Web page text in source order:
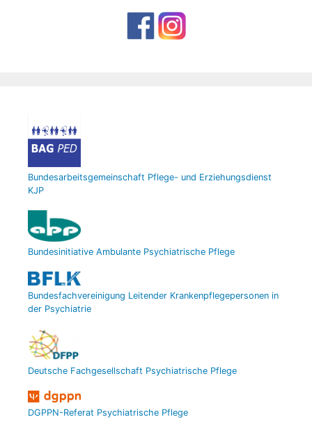
Bundesarbeitsgemeinschaft Pflege- und Erziehungsdienst
KJP
Bundesinitiative Ambulante Psychiatrische Pflege
Bundesfachvereinigung Leitender Krankenpflegepersonen in
der Psychiatrie
Deutsche Fachgesellschaft Psychiatrische Pflege
DGPPN-Referat Psychiatrische Pflege